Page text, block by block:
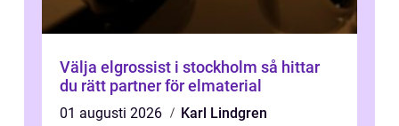
Välja elgrossist i stockholm så hittar
du rätt partner för elmaterial
01 augusti 2026
Karl Lindgren